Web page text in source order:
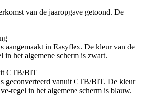
van de jaaropgave getoond. De
aangemaakt in Easyflex. De kleur van de
in het algemene scherm is zwart.
CTB/BIT
geconverteerd vanuit CTB/BIT. De kleur
regel in het algemene scherm is blauw.